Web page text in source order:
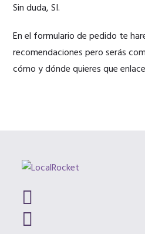
Sin duda, SI.
En el formulario de pedido te
recomendaciones pero serás
cómo y dónde quieres que